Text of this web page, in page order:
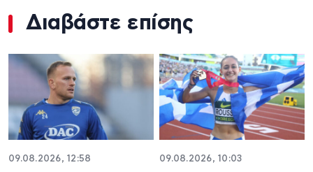
Διαβάστε επίσης
09.08.2026, 12:58 09.08.2026, 10:03